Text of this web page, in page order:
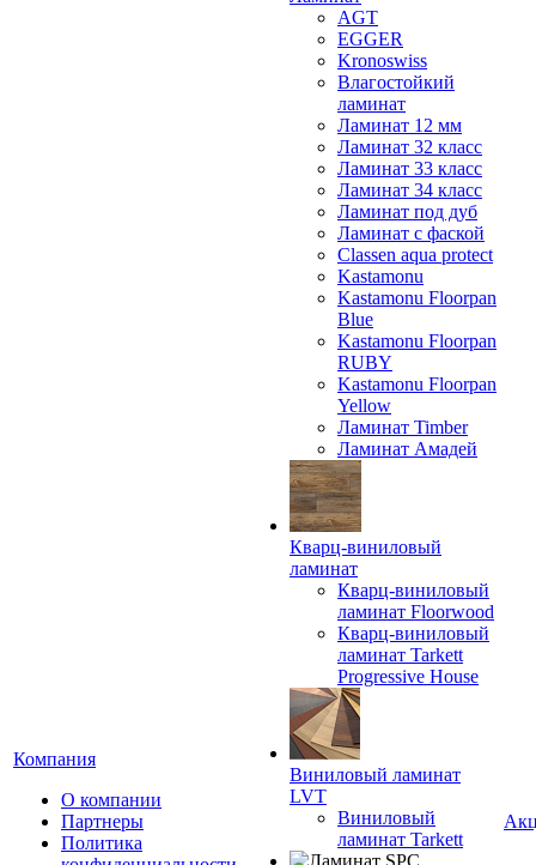
Компания
О компании
Партнеры
Политика
AGT
EGGER
Kronoswiss
Влагостойкий
ламинат
Ламинат 12 мм
Ламинат 32 класс
Ламинат 33 класс
Ламинат 34 класс
Ламинат под дуб
Ламинат с фаской
Classen aqua protect
Kastamonu
Kastamonu Floorpan
Blue
Kastamonu Floorpan
RUBY
Kastamonu Floorpan
Yellow
Ламинат Timber
Ламинат Амадей
Кварц-виниловый
ламинат
Кварц-виниловый
ламинат Floorwood
Кварц-виниловый
ламинат Tarkett
Progressive House
Виниловый ламинат
LVT
Виниловый
ламинат Tarkett